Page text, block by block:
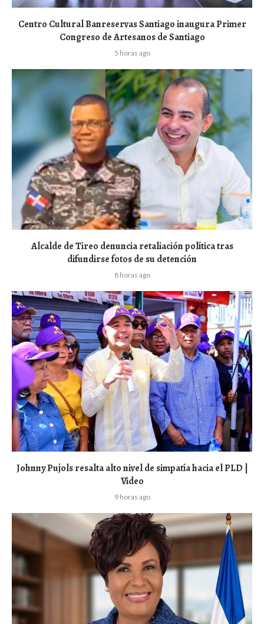
Centro Cultural Banreservas Santiago inaugura Primer
Congreso de Artesanos de Santiago
5 horas ago
Alcalde de Tireo denuncia retaliación política tras
difundirse fotos de su detención
8 horas ago
Johnny Pujols resalta alto nivel de simpatía hacia el PLD |
Video
9 horas ago